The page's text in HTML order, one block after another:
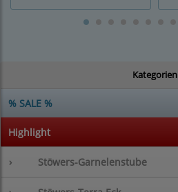
Kategorien
% SALE %
Highlight
› Stöwers-Garnelenstube